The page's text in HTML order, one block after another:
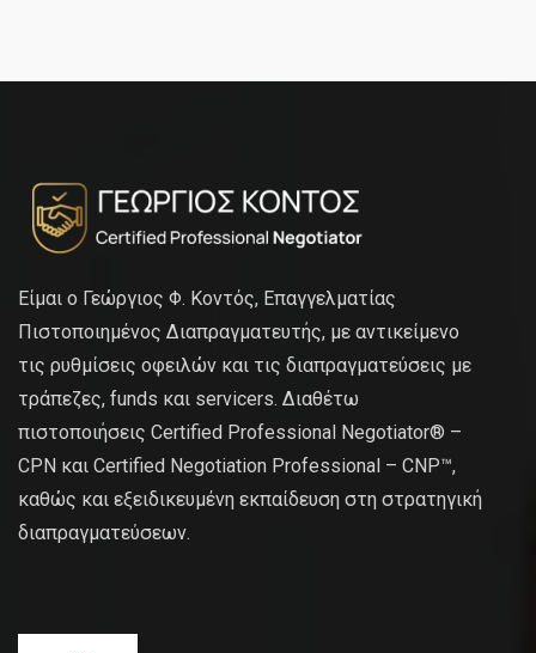
Είμαι ο Γεώργιος Φ. Κοντός, Επαγγελματίας
Πιστοποιημένος Διαπραγματευτής, με αντικείμενο
τις ρυθμίσεις οφειλών και τις διαπραγματεύσεις με
τράπεζες, funds και servicers. Διαθέτω
πιστοποιήσεις Certified Professional Negotiator® –
CPN και Certified Negotiation Professional – CNP™,
καθώς και εξειδικευμένη εκπαίδευση στη στρατηγική
διαπραγματεύσεων.